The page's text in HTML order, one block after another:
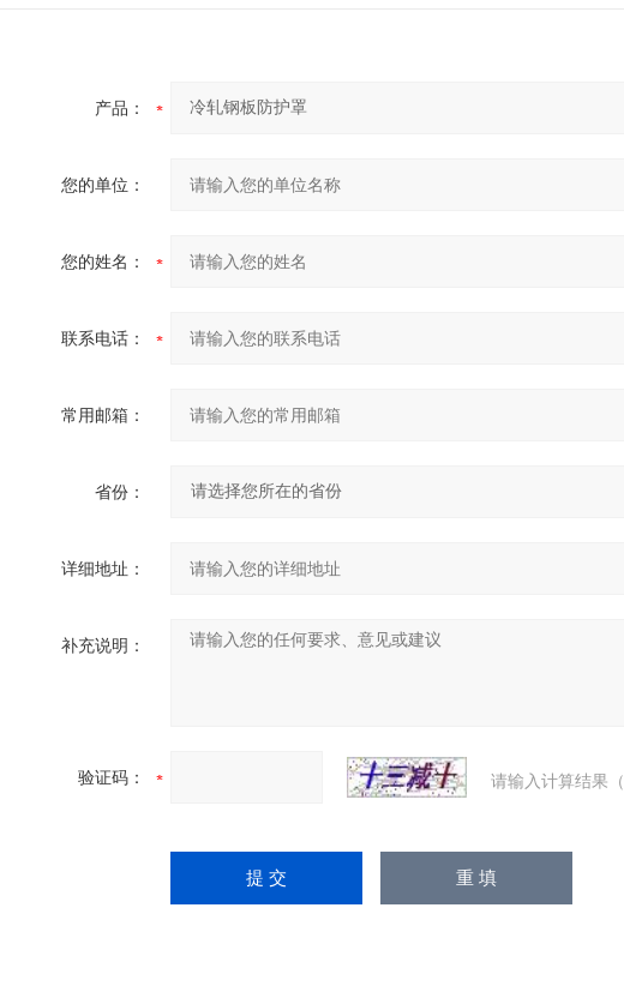
产品：
您的单位：
您的姓名：
联系电话：
常用邮箱：
省份：
详细地址：
补充说明：
验证码： 请输入计算结果